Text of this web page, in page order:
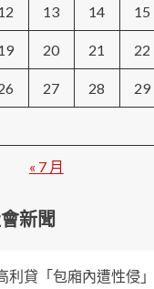
13 14 15
20 21 22
27 28 29
« 7 月
新聞
利貸「包廂內遭性侵